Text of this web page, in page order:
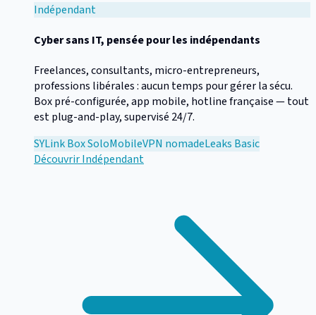
Indépendant
Cyber sans IT, pensée pour les indépendants
Freelances, consultants, micro-entrepreneurs,
professions libérales : aucun temps pour gérer la sécu.
Box pré-configurée, app mobile, hotline française — tout
est plug-and-play, supervisé 24/7.
SYLink Box SoloMobileVPN nomadeLeaks Basic
DécouvrirIndépendant